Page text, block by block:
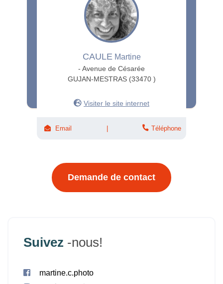
CAULE Martine
- Avenue de Césarée
GUJAN-MESTRAS (33470 )
Visiter le site internet
Email Téléphone
Demande de contact
Suivez -nous!
martine.c.photo